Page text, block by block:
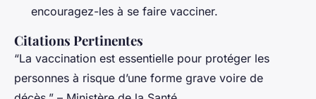
encouragez-les à se faire vacciner.
Citations Pertinentes
“La vaccination est essentielle pour protéger les
personnes à risque d’une forme grave voire de